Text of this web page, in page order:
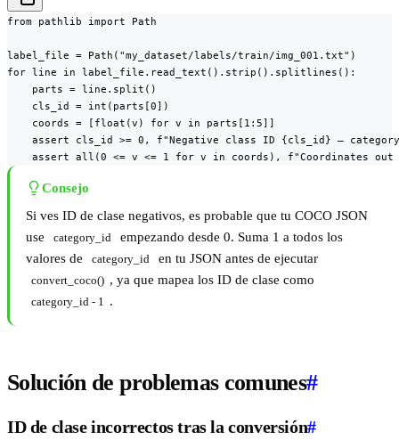
from pathlib import Path
label_file = Path("my_dataset/labels/train/img_001.txt")
for line in label_file.read_text().strip().splitlines():
    parts = line.split()
    cls_id = int(parts[0])
    coords = [float(v) for v in parts[1:5]]
assert cls_id >= 0, f"Negative class ID {cls_id} —
assert all(0 <= v <= 1 for v in coords), f"Coordinates
Consejo
Si ves ID de clase negativos, es probable que tu COCO JSON
use
category_id
empezando desde 0. Suma 1 a todos los
valores de
category_id en tu JSON antes de ejecutar
convert_coco() , ya que mapea los ID de clase como
category_id - 1 .
Solución de problemas comunes#
ID de clase incorrectos tras la conversión#